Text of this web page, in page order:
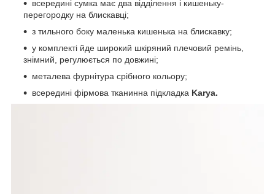
всередині сумка має два відділення і кишеньку-
перегородку на блискавці;
з тильного боку маленька кишенька на блискавку;
у комплекті йде широкий шкіряний плечовий ремінь,
знімний, регулюється по довжині;
металева фурнітура срібного кольору;
всередині фірмова тканинна підкладка Karya.